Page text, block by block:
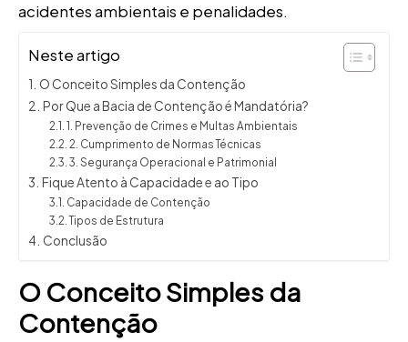
acidentes ambientais e penalidades.
Neste artigo
O Conceito Simples da Contenção
Por Que a Bacia de Contenção é Mandatória?
1. Prevenção de Crimes e Multas Ambientais
2. Cumprimento de Normas Técnicas
3. Segurança Operacional e Patrimonial
Fique Atento à Capacidade e ao Tipo
Capacidade de Contenção
Tipos de Estrutura
Conclusão
O Conceito Simples da
Contenção